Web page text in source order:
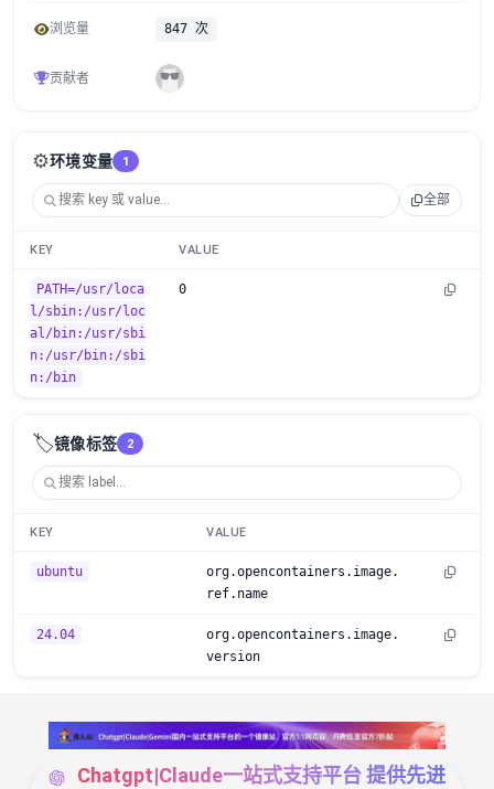
浏览量 847 次
贡献者
⚙️环境变量 1
全部
KEY VALUE
PATH=/usr/loca
l/sbin:/usr/loc
al/bin:/usr/sbi
n:/usr/bin:/sbi
n:/bin
0
🏷️镜像标签 2
KEY VALUE
ubuntu
org.opencontainers.image.
ref.name
24.04
org.opencontainers.image.
version
Chatgpt|Claude一站式支持平台 提供先进